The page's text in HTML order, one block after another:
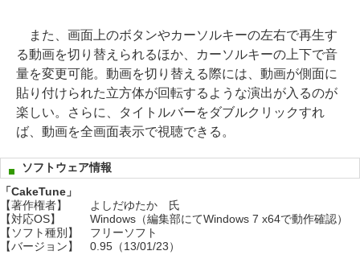
また、画面上のボタンやカーソルキーの左右で再生す
る動画を切り替えられるほか、カーソルキーの上下で音
量を変更可能。動画を切り替える際には、動画が側面に
貼り付けられた立方体が回転するような演出が入るのが
楽しい。さらに、タイトルバーをダブルクリックすれ
ば、動画を全画面表示で視聴できる。
ソフトウェア情報
「CakeTune」
【著作権者】
よしだゆたか 氏
【対応OS】
Windows（編集部にてWindows 7 x64で動作確認）
【ソフト種別】
フリーソフト
【バージョン】
0.95（13/01/23）